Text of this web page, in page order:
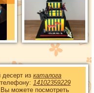
из каталога
14102359229
можете посмотреть